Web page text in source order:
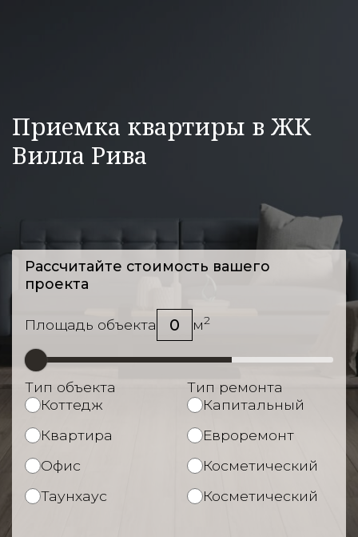
Приемка квартиры в ЖК
Вилла Рива
Рассчитайте стоимость вашего
проекта
Площадь объекта 0 м2
Тип объекта
Коттедж
Квартира
Офис
Таунхаус
Тип ремонта
Капитальный
Евроремонт
Косметический
Косметический